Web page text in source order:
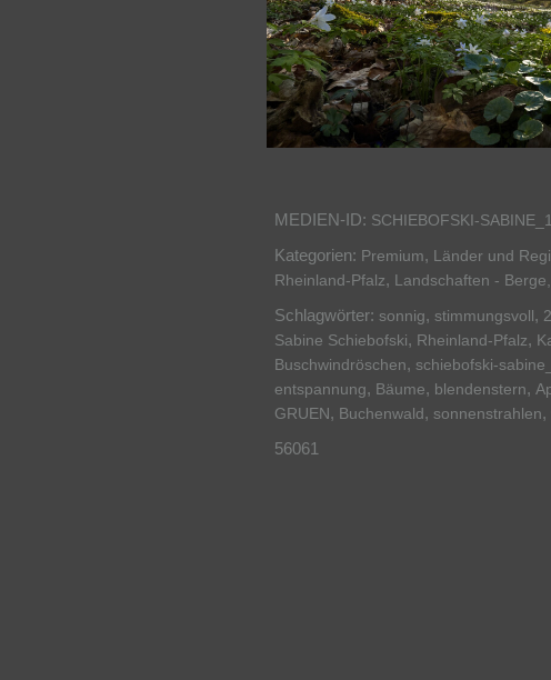
MEDIEN-ID: SCHIEBOFSKI-
Kategorien: Premium, Länder und
Rheinland-Pfalz, Landschaften -
Schlagwörter: sonnig, stimmungsvoll,
Sabine Schiebofski, Rheinland-Pfalz,
Buschwindröschen, schiebofski-
entspannung, Bäume, blendenstern,
GRUEN, Buchenwald, sonnenstrahlen,
56061